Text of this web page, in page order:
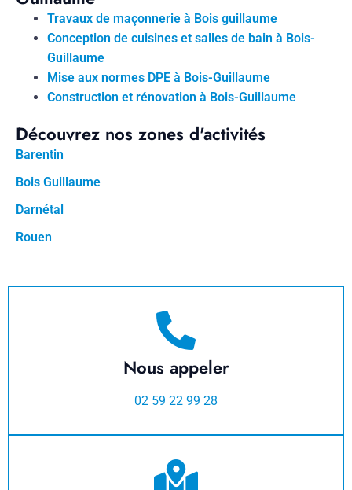
Travaux de maçonnerie à Bois guillaume
Conception de cuisines et salles de bain à Bois-
Guillaume
Mise aux normes DPE à Bois-Guillaume
Construction et rénovation à Bois-Guillaume
Découvrez nos zones d'activités
Barentin
Bois Guillaume
Darnétal
Rouen
Nous appeler
02 59 22 99 28